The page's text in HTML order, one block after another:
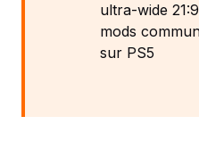
ultra-wide
mods
sur PS5